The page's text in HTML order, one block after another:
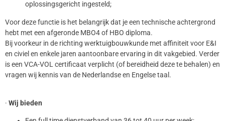
oplossingsgericht ingesteld;
Voor deze functie is het belangrijk dat je een technische achtergrond
hebt met een afgeronde MBO4 of HBO diploma.
Bij voorkeur in de richting werktuigbouwkunde met affiniteit voor E&I
en civiel en enkele jaren aantoonbare ervaring in dit vakgebied. Verder
is een VCA-VOL certificaat verplicht (of bereidheid deze te behalen) en
vragen wij kennis van de Nederlandse en Engelse taal.
· Wij bieden